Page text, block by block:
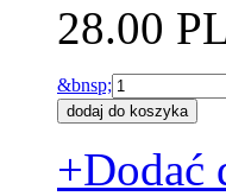
28.00
&bnsp;
+Dodać